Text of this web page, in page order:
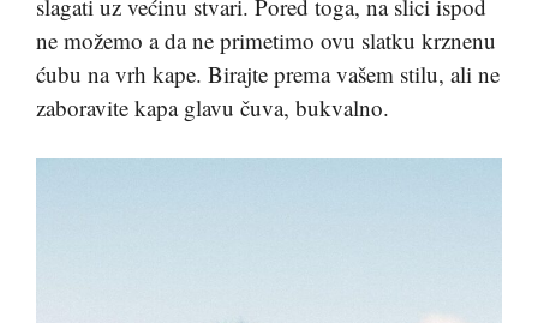
slagati uz većinu stvari. Pored toga, na slici ispod
ne možemo a da ne primetimo ovu slatku krznenu
ćubu na vrh kape. Birajte prema vašem stilu, ali ne
zaboravite kapa glavu čuva, bukvalno.